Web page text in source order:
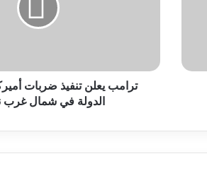
ترامب يعلن تنفيذ ضربات
الدولة في شمال غرب